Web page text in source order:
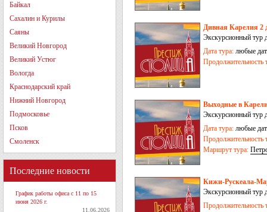
Байкал
Сахалин и Курилы
Саяны
Великий Новгород
Великий Устюг
Вологда
Краснодарский край
Нижний Новгород
Подмосковье
Псков
Смоленск
Последние новости
График работы офиса с 11 по 15
июня 2026 г.
11.06.2026
Дивная Карелия 2
Экскурсионный тур
Дата тура: любые
Продолжительность
Выходные в
Экскурсионный тур
Дата тура: любые
Продолжительность
Маршрут тура:
Кижи-Рускеала-
Экскурсионный тур
Рускеала-
Продолжительность